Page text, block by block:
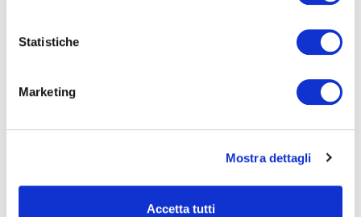
Statistiche
Marketing
Mostra dettagli
Accetta tutti
NOME